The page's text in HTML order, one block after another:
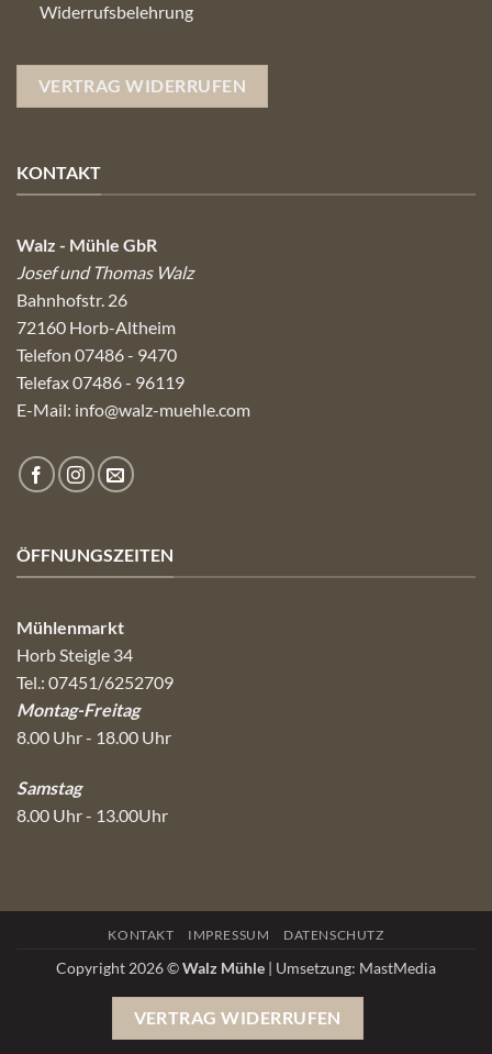
Widerrufsbelehrung
VERTRAG WIDERRUFEN
KONTAKT
Walz - Mühle GbR
Josef und Thomas Walz
Bahnhofstr. 26
72160 Horb-Altheim
Telefon 07486 - 9470
Telefax 07486 - 96119
E-Mail: info@walz-muehle.com
ÖFFNUNGSZEITEN
Mühlenmarkt
Horb Steigle 34
Tel.: 07451/6252709
Montag-Freitag
8.00 Uhr - 18.00 Uhr
Samstag
8.00 Uhr - 13.00Uhr
KONTAKT IMPRESSUM DATENSCHUTZ
Copyright 2026 ©Walz Mühle | Umsetzung: MastMedia
VERTRAG WIDERRUFEN